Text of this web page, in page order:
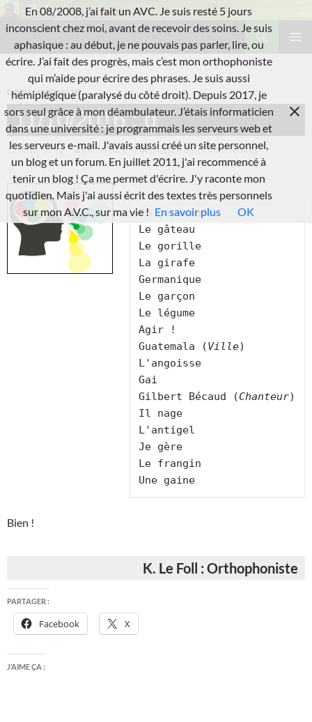
au
contenu
L'A.V.C.
Recherche
ORTHOPHONISTE
11/10/2016 : g
2016-10-11 LAURENT B. LAISSER UN COMMENTAIRE
Un géranium
Le gâteau
Le gorille
La girafe
Germanique
Le garçon
Le légume
Agir !
Guatemala (Ville)
L'angoisse
Gai
Gilbert Bécaud (Chanteur)
Il nage
L'antigel
Je gère
Le frangin
Bien !
K. Le Foll : Orthophoniste
PARTAGER :
Facebook X
J’AIME ÇA :
En 08/2008, j’ai fait un AVC. Je suis resté 5 jours
inconscient chez moi, avant de recevoir des soins. Je suis
aphasique : au début, je ne pouvais pas parler, lire, ou
écrire. J’ai fait des progrès, mais c’est mon orthophoniste
qui m’aide pour écrire des phrases. Je suis aussi
hémiplégique (paralysé du côté droit). Depuis 2017, je
sors seul grâce à mon déambulateur. J’étais informaticien
dans une université : je programmais les serveurs web et
les serveurs e-mail. J'avais aussi créé un site personnel,
un blog et un forum. En juillet 2011, j'ai recommencé à
tenir un blog ! Ça me permet d'écrire. J'y raconte mon
quotidien. Mais j'ai aussi écrit des textes très personnels
sur mon A.V.C., sur ma vie ! En savoir plus OK